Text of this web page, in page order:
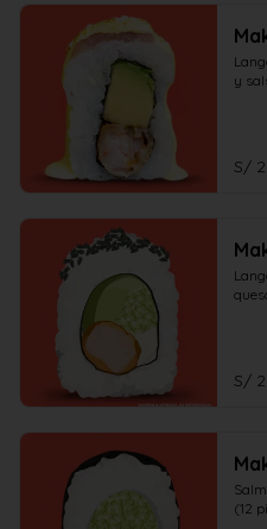
y
S/
S/
(12